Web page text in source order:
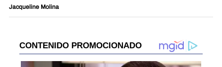
Jacqueline Molina